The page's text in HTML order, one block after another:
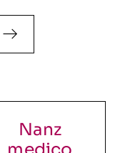
Nanz